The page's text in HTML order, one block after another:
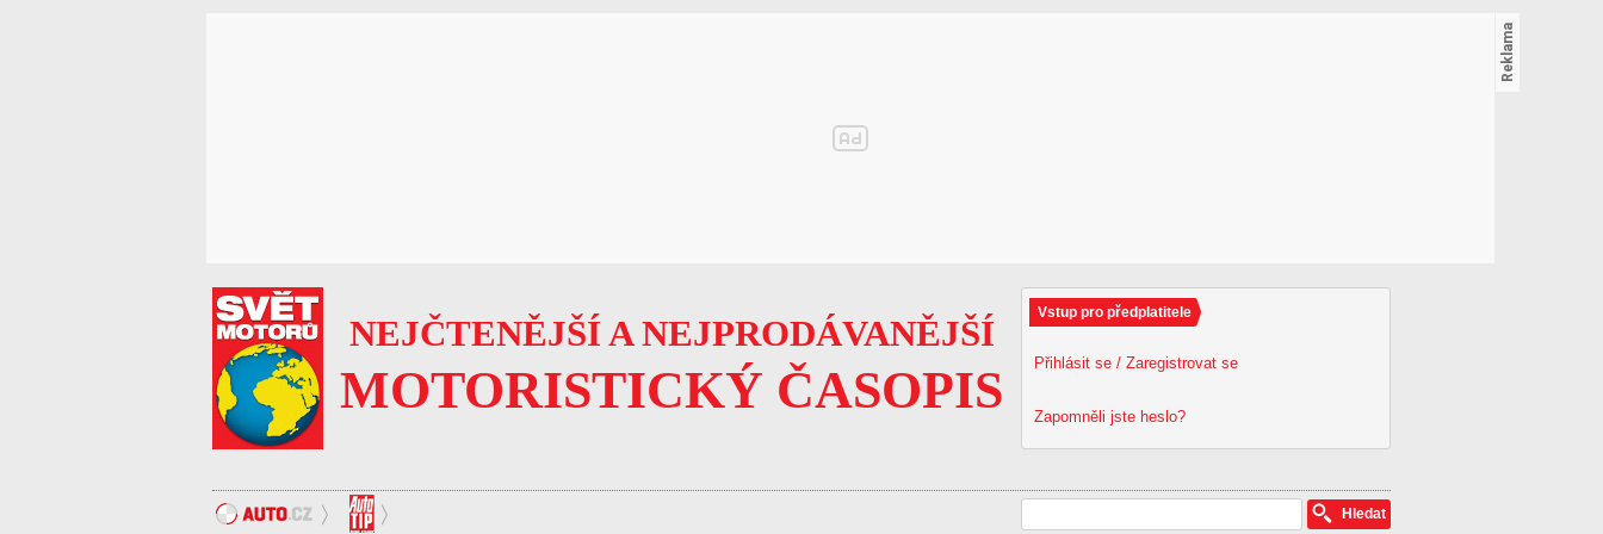
Vstup pro předplatitele
Přihlásit se / Zaregistrovat se
Zapomněli jste heslo?
NEJČTENĚJŠÍ A NEJPRODÁVANĚJŠÍ
MOTORISTICKÝ ČASOPIS